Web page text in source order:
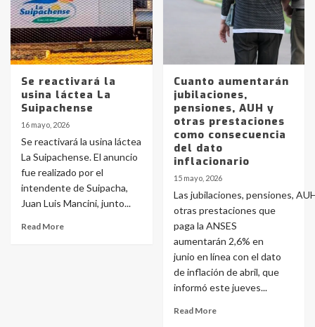
Se reactivará la
usina láctea La
Suipachense
16 mayo, 2026
Se reactivará la usina láctea
La Suipachense. El anuncio
fue realizado por el
intendente de Suipacha,
Juan Luis Mancini, junto...
Read More
Cuanto aumentarán
jubilaciones,
pensiones, AUH y
otras prestaciones
como consecuencia
del dato
inflacionario
15 mayo, 2026
Las jubilaciones, pensiones,
otras prestaciones que
paga la ANSES
aumentarán 2,6% en
junio en línea con el dato
de inflación de abril, que
informó este jueves...
Read More